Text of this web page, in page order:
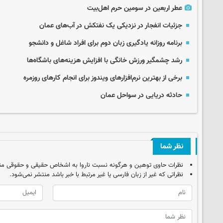
عطر اربعین در سومین حرم اهل‌بیت
جزئیات انفجار در نزدیکی یک نفتکش در آب‌های عمان
برنامه روزانه یادگیری زبان دوم برای افراد شاغل و دانشجو
رشد چشمگیر ورزش خانگی با افزایش هزینه‌های باشگاه‌ها
برخی از بهترین نرم‌افزارهای ویندوز برای انجام کارهای روزمره
حادثه دریایی در سواحل عمان
نظر شما
نظرات حاوی توهین و هرگونه نسبت ناروا به اشخاص حقیقی و حقوقی
نظراتی که غیر از زبان فارسی یا غیر مرتبط با خبر باشد منتشر نمی‌شود.